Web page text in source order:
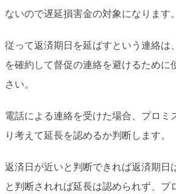
ないので遅延損害金の対象になります。
従って返済期日を延ばすという連絡は
を確約して督促の連絡を避けるために
さい。
電話による連絡を受けた場合、プロミ
り考えて延長を認めるか判断します。
返済日が近いと判断できれば返済期日
と判断されれば延長は認められず、プ